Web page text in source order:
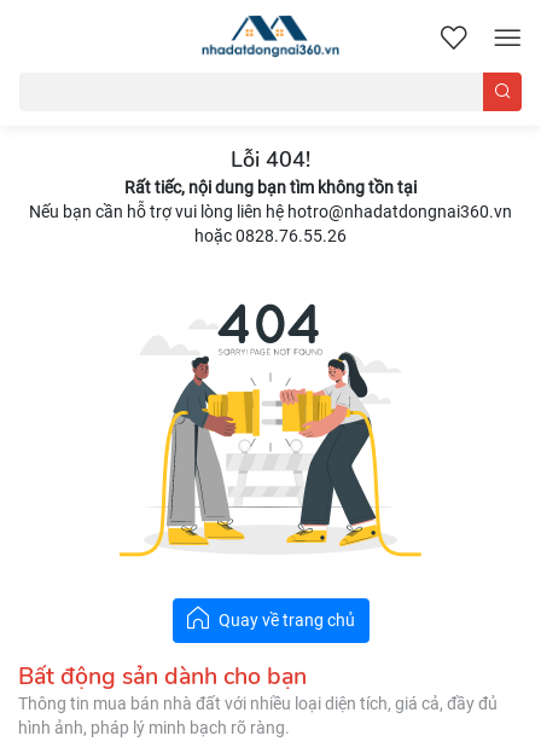
nhadatdongnai360.vn
Lỗi 404!
Rất tiếc, nội dung bạn tìm không tồn tại
Nếu bạn cần hỗ trợ vui lòng liên hệ hotro@nhadatdongnai360.vn
hoặc 0828.76.55.26
Quay về trang chủ
Bất động sản dành cho bạn
Thông tin mua bán nhà đất với nhiều loại diện tích, giá cả, đầy đủ
hình ảnh, pháp lý minh bạch rõ ràng.